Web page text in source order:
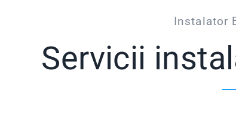
Instalator
Servicii